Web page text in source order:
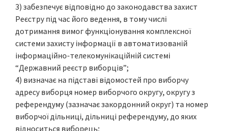
3) забезпечує відповідно до законодавства захист
Реєстру під час його ведення, в тому числі
дотримання вимог функціонування комплексної
системи захисту інформації в автоматизованій
інформаційно-телекомунікаційній системі
“Державний реєстр виборців”;
4) визначає на підставі відомостей про виборчу
адресу виборця номер виборчого округу, округу з
референдуму (зазначає закордонний округ) та номер
виборчої дільниці, дільниці референдуму, до яких
відноситься виборець;